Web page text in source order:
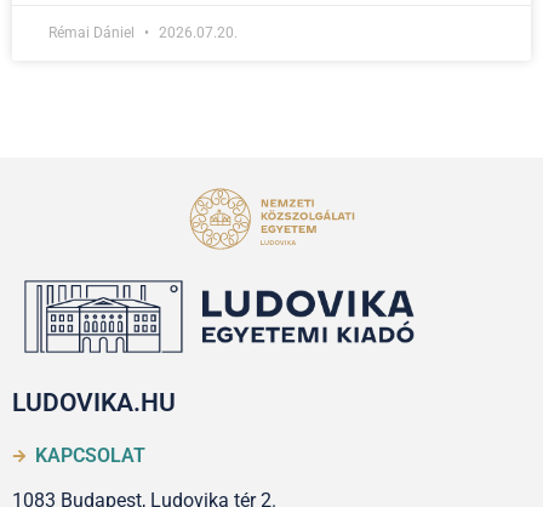
Rémai Dániel 2026.07.20.
LUDOVIKA.HU
KAPCSOLAT
1083 Budapest, Ludovika tér 2.